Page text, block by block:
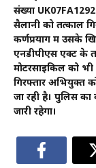
संख्या
सैलानी को तत्काल
कर्णप्रयाग में उसके
एनडीपीएस एक्ट के
मोटरसाइकिल को भी
गिरफ्तार अभियुक्त
जा रही है। पुलिस
जारी रहेगा।